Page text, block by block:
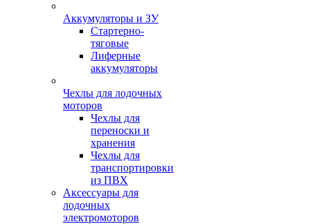
Аккумуляторы и ЗУ
Стартерно-
тяговые
Лиферные
аккумуляторы
Чехлы для лодочных
моторов
Чехлы для
переноски и
хранения
Чехлы для
транспортировки
из ПВХ
Аксессуары для
лодочных
электромоторов